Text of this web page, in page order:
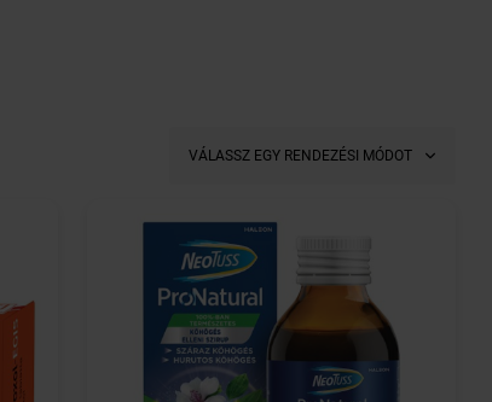
VÁLASSZ EGY RENDEZÉSI MÓDOT